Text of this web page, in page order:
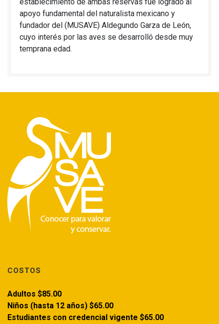
establecimiento de ambas reservas fue logrado al
apoyo fundamental del naturalista mexicano y
fundador del (MUSAVE) Aldegundo Garza de León,
cuyo interés por las aves se desarrolló desde muy
temprana edad.
COSTOS
Adultos $85.00
Niños (hasta 12 años) $65.00
Estudiantes con credencial vigente $65.00